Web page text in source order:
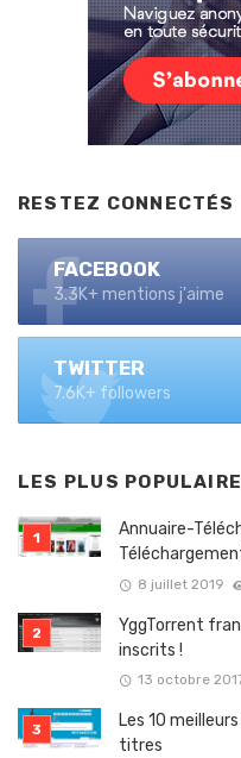
RESTEZ CONNECTÉS
FACEBOOK
3.3K+ mentions j'aime
TWITTER
7.6K+ followers
LES PLUS
Annuaire-
8 juillet 2019
YggTorrent
inscrits !
13 octobre
Les 10
titres